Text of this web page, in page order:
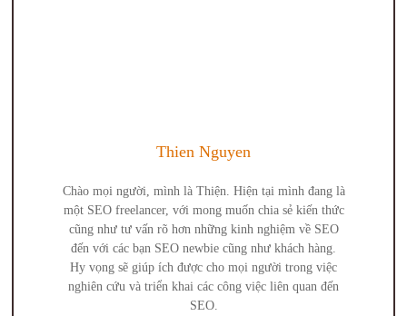
Thien Nguyen
Chào mọi người, mình là Thiện. Hiện tại mình đang là
một SEO freelancer, với mong muốn chia sẻ kiến thức
cũng như tư vấn rõ hơn những kinh nghiệm về SEO
đến với các bạn SEO newbie cũng như khách hàng.
Hy vọng sẽ giúp ích được cho mọi người trong việc
nghiên cứu và triển khai các công việc liên quan đến
SEO.